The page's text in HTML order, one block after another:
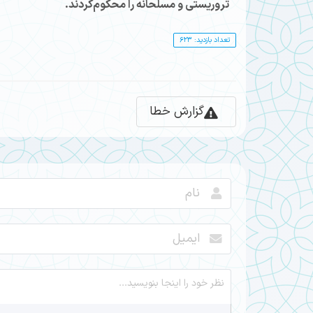
تروریستی و مسلحانه را محکوم‌کردند.
تعداد بازدید: 623
گزارش خطا